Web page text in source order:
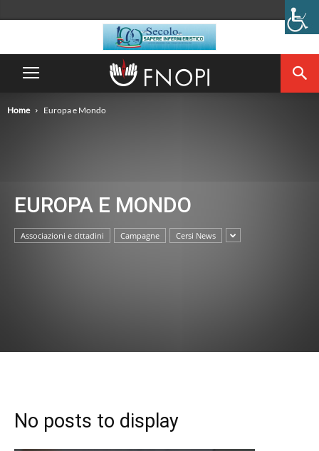
Home Europa e Mondo
EUROPA E MONDO
Associazioni e cittadini Campagne Cersi News
No posts to display